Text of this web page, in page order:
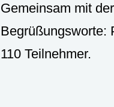
Gemeinsam mit
Begrüßungsworte:
110 Teilnehmer.